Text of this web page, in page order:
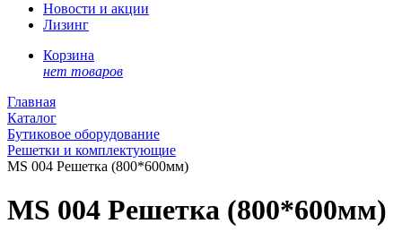
Новости и акции
Лизинг
Корзина
нет товаров
Главная
Каталог
Бутиковое оборудование
Решетки и комплектующие
MS 004 Решетка (800*600мм)
MS 004 Решетка (800*600мм)